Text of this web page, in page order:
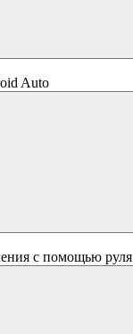
Auto
с помощью руля